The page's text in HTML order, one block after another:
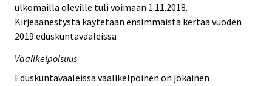
ulkomailla oleville tuli voimaan 1.11.2018.
Kirjeäänestystä käytetään ensimmäistä kertaa vuoden
2019 eduskuntavaaleissa
Vaalikelpoisuus
Eduskuntavaaleissa vaalikelpoinen on jokainen